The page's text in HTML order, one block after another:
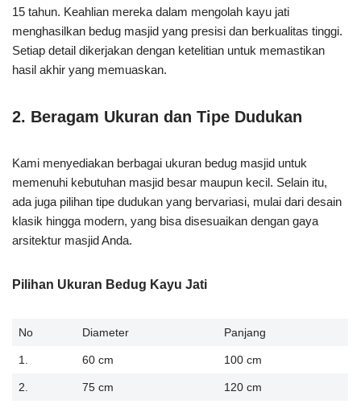
15 tahun. Keahlian mereka dalam mengolah kayu jati
menghasilkan bedug masjid yang presisi dan berkualitas tinggi.
Setiap detail dikerjakan dengan ketelitian untuk memastikan
hasil akhir yang memuaskan.
2. Beragam Ukuran dan Tipe Dudukan
Kami menyediakan berbagai ukuran bedug masjid untuk
memenuhi kebutuhan masjid besar maupun kecil. Selain itu,
ada juga pilihan tipe dudukan yang bervariasi, mulai dari desain
klasik hingga modern, yang bisa disesuaikan dengan gaya
arsitektur masjid Anda.
Pilihan Ukuran Bedug Kayu Jati
No Diameter Panjang
1. 60 cm 100 cm
2. 75 cm 120 cm